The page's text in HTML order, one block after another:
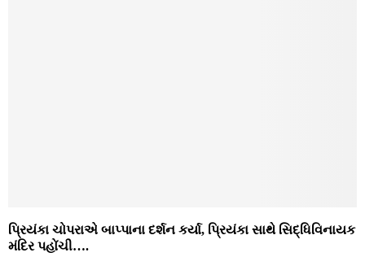
પ્રિયંકા ચોપરાએ બાપ્પાના દર્શન કર્યા, પ્રિયંકા સાથે સિદ્ધિવિનાયક
મંદિર પહોંચી….